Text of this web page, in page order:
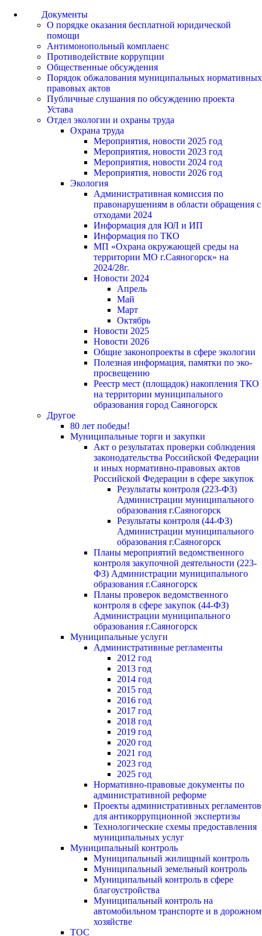
Документы
О порядке оказания бесплатной юридической
помощи
Антимонопольный комплаенс
Противодействие коррупции
Общественные обсуждения
Порядок обжалования муниципальных нормативных
правовых актов
Публичные слушания по обсуждению проекта
Устава
Отдел экологии и охраны труда
Охрана труда
Мероприятия, новости 2025 год
Мероприятия, новости 2023 год
Мероприятия, новости 2024 год
Мероприятия, новости 2026 год
Экология
Административная комиссия по
правонарушениям в области обращения с
отходами 2024
Информация для ЮЛ и ИП
Информация по ТКО
МП «Охрана окружающей среды на
территории МО г.Саяногорск» на
2024/28г.
Новости 2024
Апрель
Май
Март
Октябрь
Новости 2025
Новости 2026
Общие законопроекты в сфере экологии
Полезная информация, памятки по эко-
просвещению
Реестр мест (площадок) накопления ТКО
на территории муниципального
образования город Саяногорск
Другое
80 лет победы!
Муниципальные торги и закупки
Акт о результатах проверки соблюдения
законодательства Российской Федерации
и иных нормативно-правовых актов
Российской Федерации в сфере закупок
Результаты контроля (223-ФЗ)
Администрации муниципального
образования г.Саяногорск
Результаты контроля (44-ФЗ)
Администрации муниципального
образования г.Саяногорск
Планы мероприятий ведомственного
контроля закупочной деятельности (223-
ФЗ) Администрации муниципального
образования г.Саяногорск
Планы проверок ведомственного
контроля в сфере закупок (44-ФЗ)
Администрации муниципального
образования г.Саяногорск
Муниципальные услуги
Административные регламенты
2012 год
2013 год
2014 год
2015 год
2016 год
2017 год
2018 год
2019 год
2020 год
2021 год
2023 год
2025 год
Нормативно-правовые документы по
административной реформе
Проекты административных регламентов
для антикоррупционной экспертизы
Технологические схемы предоставления
муниципальных услуг
Муниципальный контроль
Муниципальный жилищный контроль
Муниципальный земельный контроль
Муниципальный контроль в сфере
благоустройства
Муниципальный контроль на
автомобильном транспорте и в дорожном
хозяйстве
ТОС